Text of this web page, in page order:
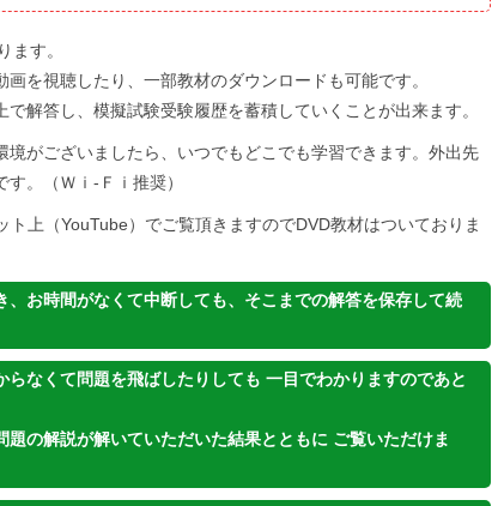
ます。
を視聴したり、一部教材のダウンロードも可能です。
解答し、模擬試験受験履歴を蓄積していくことが出来ます。
がございましたら、いつでもどこでも学習できます。外出先
。（Ｗｉ-Ｆｉ推奨）
ト上（YouTube）でご覧頂きますのでDVD教材はついておりま
お時間がなくて中断しても、そこまでの解答を保存して続
なくて問題を飛ばしたりしても 一目でわかりますのであと
の解説が解いていただいた結果とともに ご覧いただけま